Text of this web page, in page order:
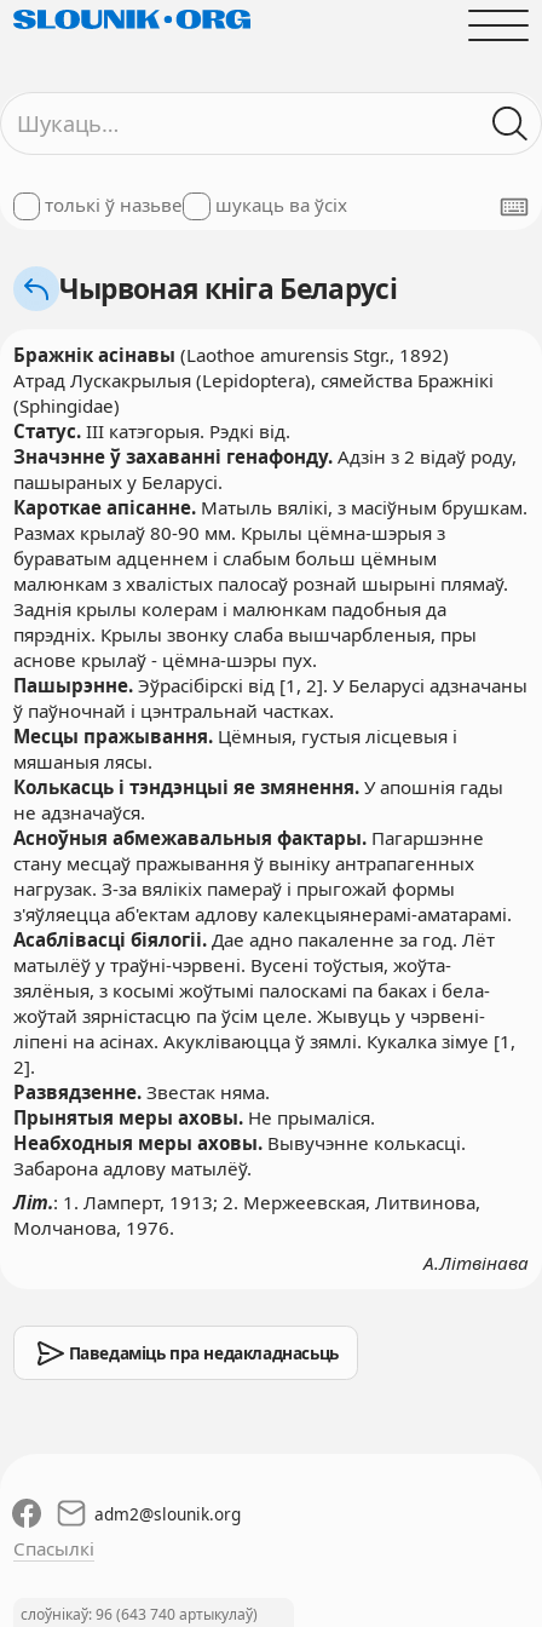
толькі ў назьве шукаць ва ўсіх
Чырвоная кніга Беларусі
Бражнік асінавы (Laothoe amurensis Stgr., 1892)
Атрад Лускакрылыя (Lepidoptera), сямейства Бражнікі
(Sphingidae)
Статус.III катэгорыя. Рэдкі від.
Значэнне ў захаванні генафонду.Адзін з 2 відаў роду,
пашыраных у Беларусі.
Кароткае апісанне.Матыль вялікі, з масіўным брушкам.
Размах крылаў 80-90 мм. Крылы цёмна-шэрыя з
бураватым адценнем і слабым больш цёмным
малюнкам з хвалістых палосаў рознай шырыні плямаў.
Заднія крылы колерам і малюнкам падобныя да
пярэдніх. Крылы звонку слаба вышчарбленыя, пры
аснове крылаў - цёмна-шэры пух.
Пашырэнне.Эўрасібірскі від [1, 2]. У Беларусі адзначаны
ў паўночнай і цэнтральнай частках.
Месцы пражывання.Цёмныя, густыя лісцевыя і
мяшаныя лясы.
Колькасць і тэндэнцыі яе змянення.У апошнія гады
не адзначаўся.
Асноўныя абмежавальныя фактары.Пагаршэнне
стану месцаў пражывання ў выніку антрапагенных
нагрузак. З-за вялікіх памераў і прыгожай формы
з'яўляецца аб'ектам адлову калекцыянерамі-аматарамі.
Асаблівасці біялогіі.Дае адно пакаленне за год. Лёт
матылёў у траўні-чэрвені. Вусені тоўстыя, жоўта-
зялёныя, з косымі жоўтымі палоскамі па баках і бела-
жоўтай зярністасцю па ўсім целе. Жывуць у чэрвені-
ліпені на асінах. Акукліваюцца ў зямлі. Кукалка зімуе [1,
2].
Развядзенне.Звестак няма.
Прынятыя меры аховы.Не прымаліся.
Неабходныя меры аховы.Вывучэнне колькасці.
Забарона адлову матылёў.
Літ.: 1. Ламперт, 1913; 2. Мержеевская, Литвинова,
Молчанова, 1976.
А.Літвінава
Паведаміць пра недакладнасьць
adm2@slounik.org
Спасылкі
слоўнікаў: 96 (643 740 артыкулаў)